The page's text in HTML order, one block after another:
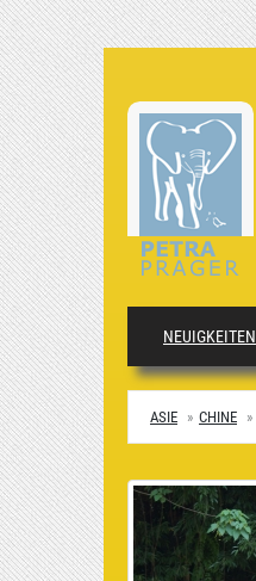
NEUIGKEITEN
ASIE CHINE